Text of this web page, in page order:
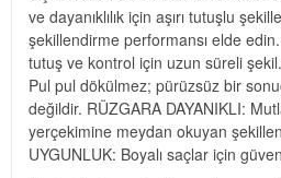
ve dayanıklılık için aşırı tutuşlu
şekillendirme performansı elde
tutuş ve kontrol için uzun süreli
Pul pul dökülmez; pürüzsüz bir
değildir. RÜZGARA DAYANIKLI:
yerçekimine meydan okuyan
UYGUNLUK: Boyalı saçlar için